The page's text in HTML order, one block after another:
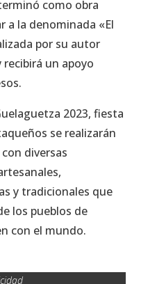
como obra
a la denominada «El
por su autor
recibirá un apoyo
2023, fiesta
se realizarán
diversas
y tradicionales que
los pueblos de
con el mundo.